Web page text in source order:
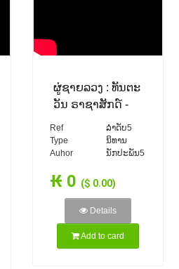
ຜູ່ຊາຍລວງ : ທັນຕະ
ວັນ ຣາຊາສັກດ໌ -
RASASACK
(VO) ເພັງລາວ ເພງ
tuto
Ref
ລຳດັບ5
Type
ນິທານ
Auhor
ນັກປະພັນ5
₭ 0 ($ 0.00)
Details
Add to card